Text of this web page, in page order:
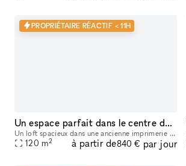
PROPRIÉTAIRE RÉACTIF < 11H
Un espace parfait dans le centre de paris
Un loft spacieux dans une ancienne imprimerie reconvertie en galerie dans une déco industrielle, parfait pour vos showrooms et expositions artistiques. Située place de la république, en plein centre
120 m2 à partir de840 € par jour